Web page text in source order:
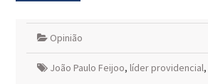
Opinião
João Paulo Feijoo, líder providencial,